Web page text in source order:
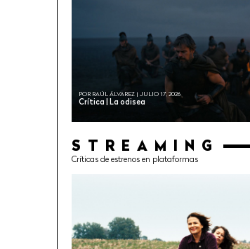
Crítica | La odisea
POR RAÚL ÁLVAREZ | JULIO 17, 2026
STREAMING
Críticas de estrenos en plataformas